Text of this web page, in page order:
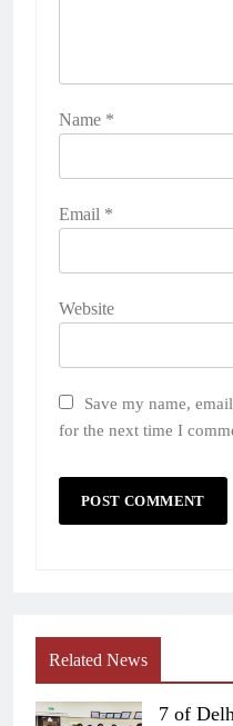
Name *
Email *
Website
Save my name,
for the next time I
Related News
7 of